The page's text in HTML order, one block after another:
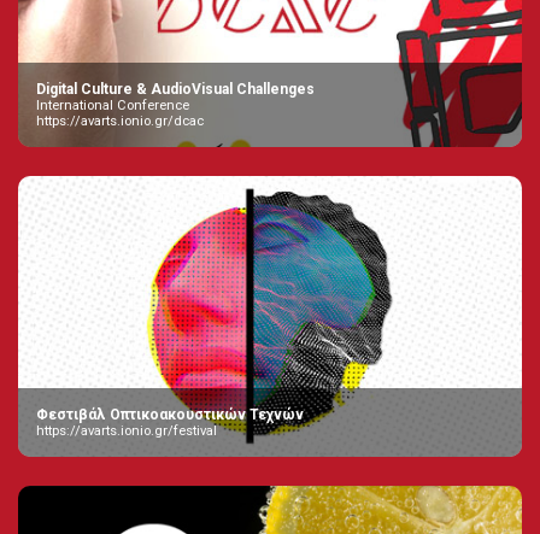
Digital Culture & AudioVisual Challenges
International Conference
https://avarts.ionio.gr/dcac
Φεστιβάλ Οπτικοακουστικών Τεχνών
https://avarts.ionio.gr/festival